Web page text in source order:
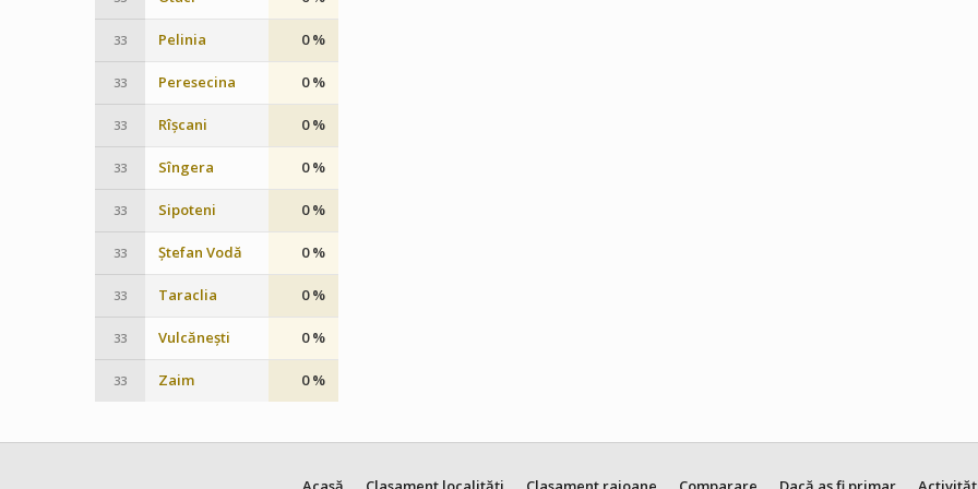
33 Pelinia 0 %
33 Peresecina 0 %
33 Rîșcani 0 %
33 Sîngera 0 %
33 Sipoteni 0 %
33 Ștefan Vodă 0 %
33 Taraclia 0 %
33 Vulcănești 0 %
33 Zaim 0 %